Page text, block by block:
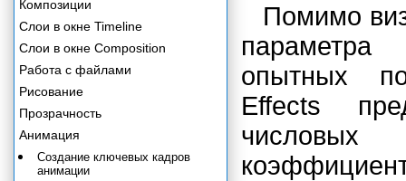
Помимо
опытных
Effects
числовых
Композиции
Слои в окне Timeline
Слои в окне Composition
Работа с файлами
Рисование
Прозрачность
Анимация
Создание ключевых кадров
анимации